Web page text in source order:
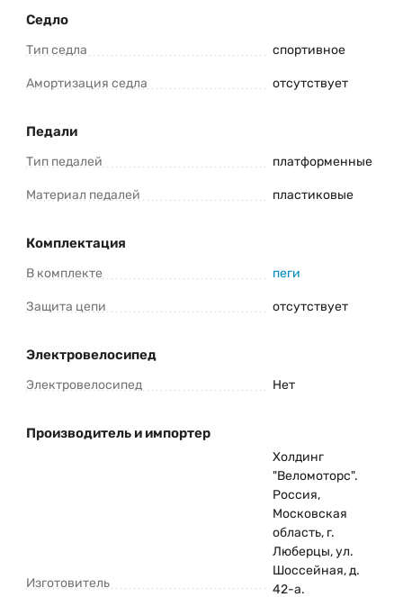
Седло
Тип седла спортивное
Амортизация седла отсутствует
Педали
Тип педалей платформенные
Материал педалей пластиковые
Комплектация
В комплекте пеги
Защита цепи отсутствует
Электровелосипед
Электровелосипед Нет
Производитель и импортер
Изготовитель
Холдинг
"Веломоторс".
Россия,
Московская
область, г.
Люберцы, ул.
Шоссейная, д.
42-а.